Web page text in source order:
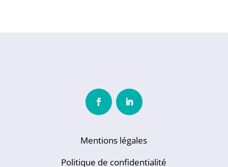
Mentions légales
Politique de confidentialité